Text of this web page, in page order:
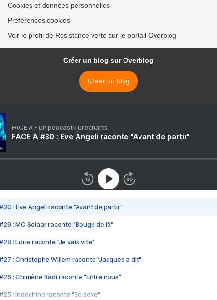
Cookies et données personnelles
Préférences cookies
Voir le profil de Résistance verte sur le portail Overblog
Créer un blog sur Overblog
Créer un blog
FACE A - un podcast Purecharts
FACE A #30 : Eve Angeli raconte "Avant de partir"
#30 : Eve Angeli raconte "Avant de partir"
#29 : MC Solaar raconte "Bouge de là"
#28 : Lorie raconte "Je vais vite"
#27 : Christophe Willem raconte "Jacques a dit"
#26 : Chimène Badi raconte "Entre nous"
#25 : Indochine raconte "3e sexe"